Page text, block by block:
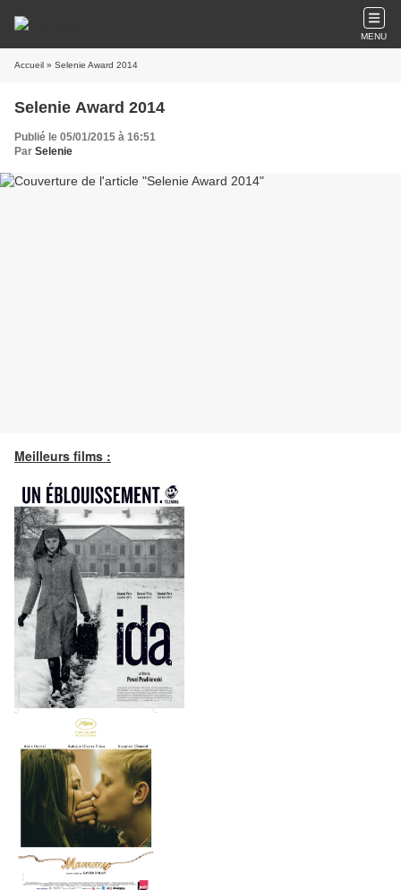
MENU
Accueil » Selenie Award 2014
Selenie Award 2014
Publié le 05/01/2015 à 16:51
Par Selenie
Meilleurs films :